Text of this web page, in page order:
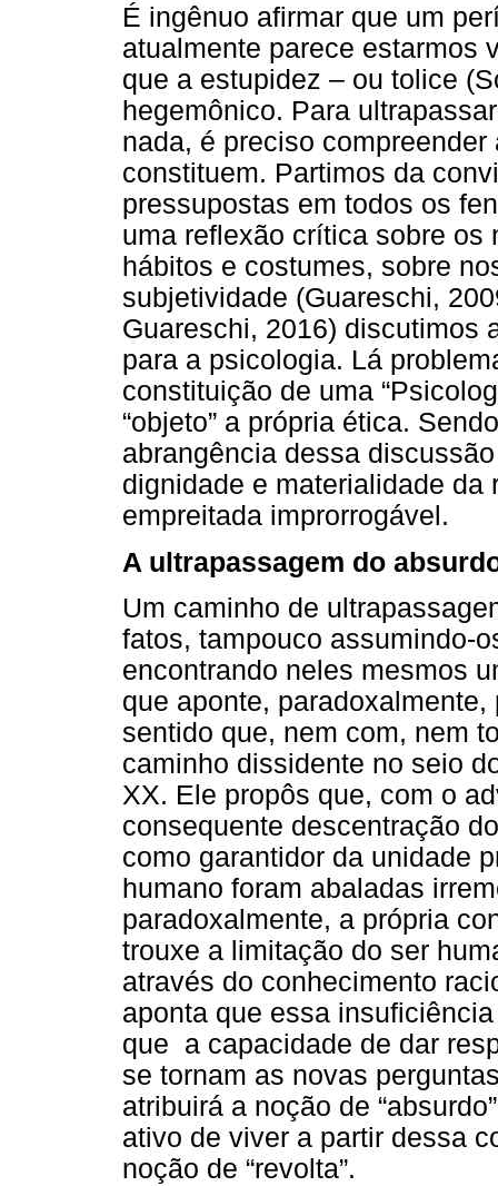
É ingênuo afirmar que um
atualmente parece estarmos
que a estupidez – ou tolice
hegemônico. Para
nada, é preciso
constituem. Partimos da
pressupostas em todos os
uma reflexão crítica sobre os
hábitos e costumes, sobre
subjetividade (Guareschi,
Guareschi, 2016) discutimos
para a psicologia. Lá
constituição de uma
“objeto” a própria ética.
abrangência dessa
dignidade e materialidade da
empreitada improrrogável.
A ultrapassagem do
Um caminho de
fatos, tampouco assumindo-
encontrando neles mesmos
que aponte,
sentido que, nem com, nem
caminho dissidente no seio
XX. Ele propôs que, com o
consequente descentração
como garantidor da unidade
humano foram abaladas
paradoxalmente, a própria
trouxe a limitação do ser
através do conhecimento
aponta que essa
que a capacidade de dar
se tornam as novas
atribuirá a noção de
ativo de viver a partir dessa
noção de “revolta”.